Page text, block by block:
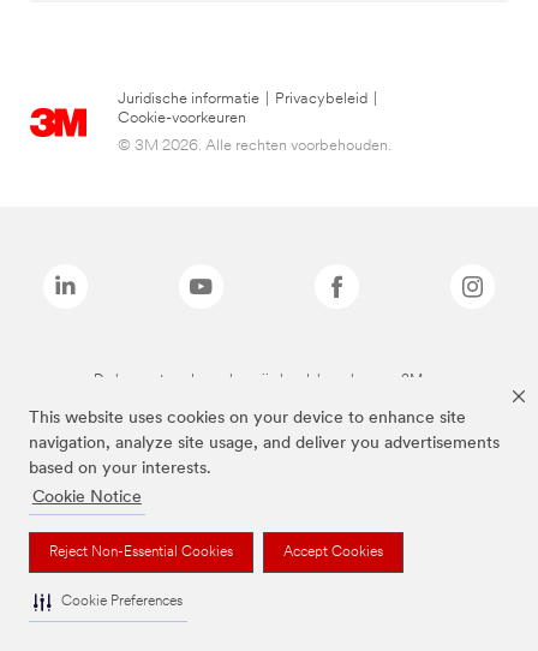
This website uses cookies on your device to enhance site
navigation, analyze site usage, and deliver you advertisements
based on your interests.
Cookie Notice
Reject Non-Essential Cookies Accept Cookies
Cookie Preferences
Juridische informatie Privacybeleid
Cookie-voorkeuren
© 3M 2026. Alle rechten voorbehouden.
De bovenstaande merken zijn handelsmerken van 3M.we